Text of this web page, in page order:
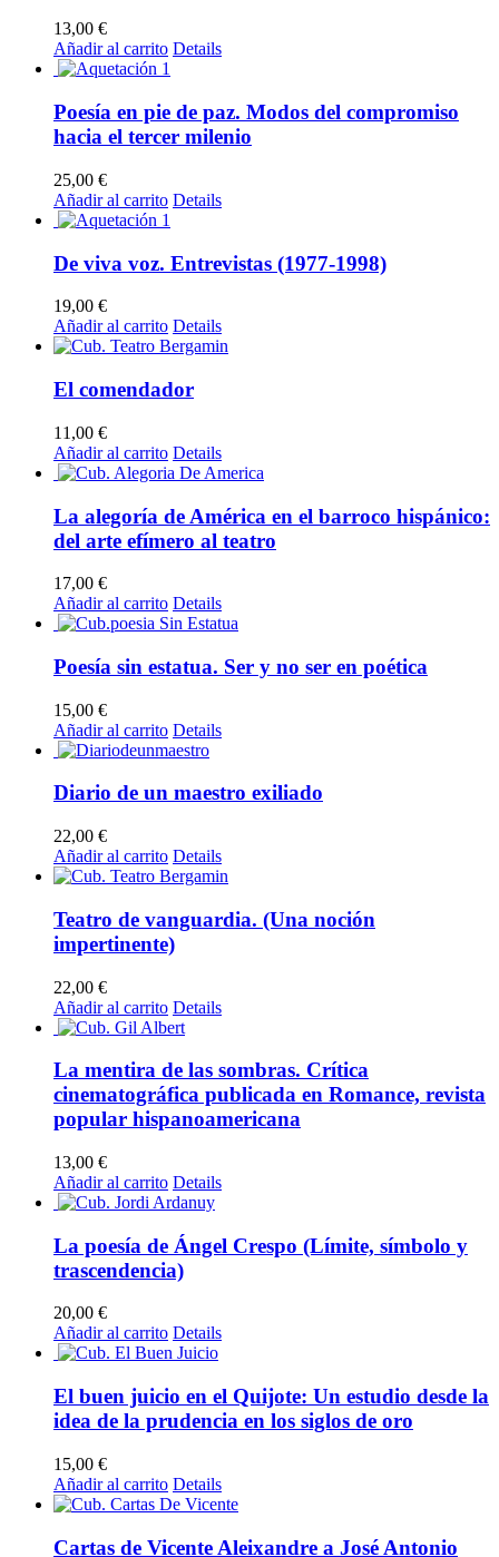
13,00 €
Añadir al carrito Details
Poesía en pie de paz. Modos del compromiso
hacia el tercer milenio
25,00 €
Añadir al carrito Details
De viva voz. Entrevistas (1977-1998)
19,00 €
Añadir al carrito Details
El comendador
11,00 €
Añadir al carrito Details
La alegoría de América en el barroco hispánico:
del arte efímero al teatro
17,00 €
Añadir al carrito Details
Poesía sin estatua. Ser y no ser en poética
15,00 €
Añadir al carrito Details
Diario de un maestro exiliado
22,00 €
Añadir al carrito Details
Teatro de vanguardia. (Una noción
impertinente)
22,00 €
Añadir al carrito Details
La mentira de las sombras. Crítica
cinematográfica publicada en Romance, revista
popular hispanoamericana
13,00 €
Añadir al carrito Details
La poesía de Ángel Crespo (Límite, símbolo y
trascendencia)
20,00 €
Añadir al carrito Details
El buen juicio en el Quijote: Un estudio desde la
idea de la prudencia en los siglos de oro
15,00 €
Añadir al carrito Details
Cartas de Vicente Aleixandre a José Antonio